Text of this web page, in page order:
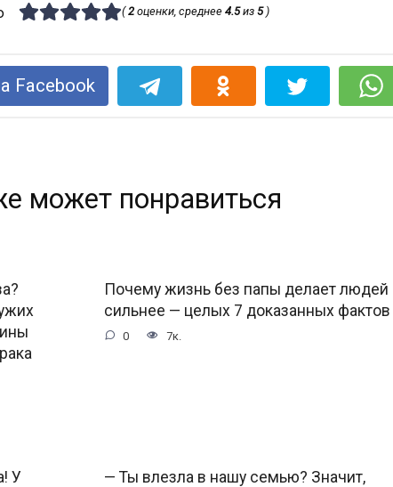
(2 оценки, среднее4.5из5)
Facebook
может понравиться
Почему жизнь без папы делает людей
сильнее — целых 7 доказанных фактов
0 7к.
У
— Ты влезла в нашу семью? Значит,